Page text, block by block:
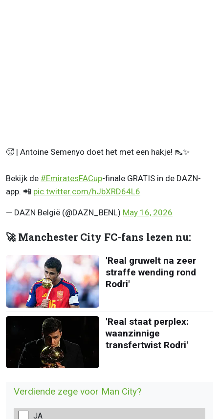
🥵 | Antoine Semenyo doet het met een hakje! 👠✨
Bekijk de #EmiratesFACup-finale GRATIS in de DAZN-
app. 📲 pic.twitter.com/hJbXRD64L6
— DAZN België (@DAZN_BENL) May 16, 2026
🚀 Manchester City FC-fans lezen nu:
'Real gruwelt na zeer
straffe wending rond
Rodri'
'Real staat perplex:
waanzinnige
transfertwist Rodri'
Verdiende zege voor Man City?
JA